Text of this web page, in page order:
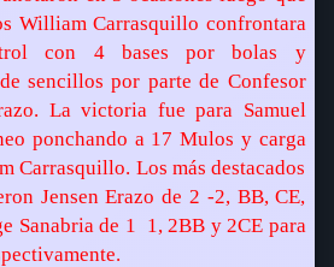
William Carrasquillo confrontara
con 4 bases por bolas y
sencillos por parte de Confesor
La victoria fue para Samuel
ponchando a 17 Mulos y carga
Carrasquillo. Los más destacados
Jensen Erazo de 2 -2, BB, CE,
Sanabria de 1  1, 2BB y 2CE para